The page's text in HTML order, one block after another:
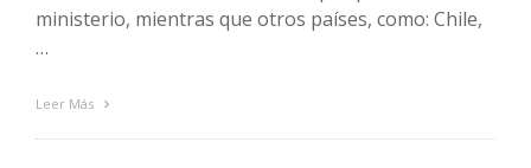
ministerio, mientras que otros países, como: Chile,
…
Leer Más